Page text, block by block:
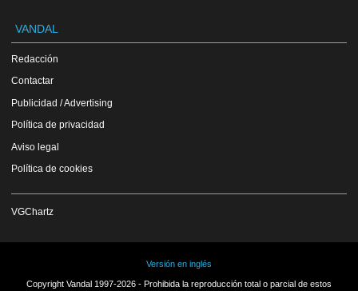
VANDAL
Redacción
Contactar
Publicidad / Advertising
Política de privacidad
Aviso legal
Política de cookies
VGChartz
Versión en inglés
Copyright Vandal 1997-2026 - Prohibida la reproducción total o parcial de estos